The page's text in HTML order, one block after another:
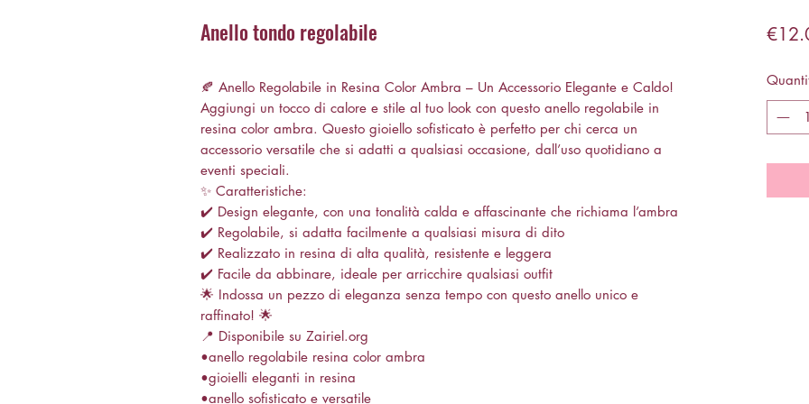
Anello tondo regolabile
🍂 Anello Regolabile in Resina Color Ambra – Un Accessorio Elegante e Caldo!
Aggiungi un tocco di calore e stile al tuo look con questo anello regolabile in
resina color ambra. Questo gioiello sofisticato è perfetto per chi cerca un
accessorio versatile che si adatti a qualsiasi occasione, dall’uso quotidiano a
eventi speciali.
✨ Caratteristiche:
✔️ Design elegante, con una tonalità calda e affascinante che richiama l’ambra
✔️ Regolabile, si adatta facilmente a qualsiasi misura di dito
✔️ Realizzato in resina di alta qualità, resistente e leggera
✔️ Facile da abbinare, ideale per arricchire qualsiasi outfit
🌟 Indossa un pezzo di eleganza senza tempo con questo anello unico e
raffinato! 🌟
📍 Disponibile su Zairiel.org
•anello regolabile resina color ambra
•gioielli eleganti in resina
•anello sofisticato e versatile